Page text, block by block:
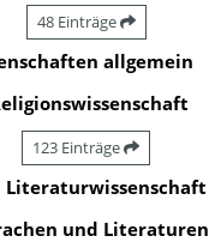
48 Einträge
allgemein
123 Einträge
Literaturwissenschaft
und Literaturen